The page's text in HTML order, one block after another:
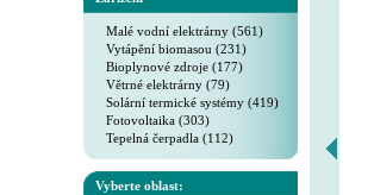
Malé vodní elektrárny (561)
Vytápění biomasou (231)
Bioplynové zdroje (177)
Větrné elektrárny (79)
Solární termické systémy (419)
Fotovoltaika (303)
Tepelná čerpadla (112)
Vyberte oblast: